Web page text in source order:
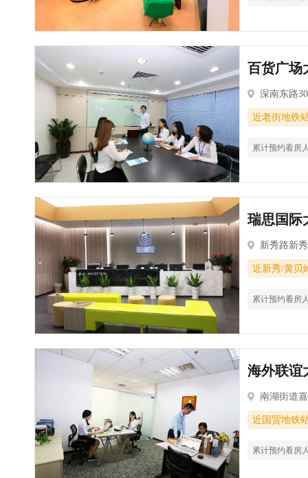
百货广场
深南东路
近老街地铁
累计预约看房
瑞思国际
新秀路新
近新秀/黄贝
累计预约看房
海外联谊
南湖街道
近国贸地铁
累计预约看房